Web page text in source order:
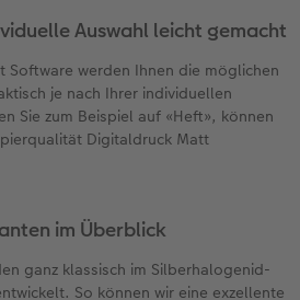
Auswahl leicht gemacht
Software werden Ihnen die möglichen
je nach Ihrer individuellen
Sie zum Beispiel auf «Heft», können
Digitaldruck Matt
im Überblick
ganz klassisch im Silberhalogenid-
So können wir eine exzellente